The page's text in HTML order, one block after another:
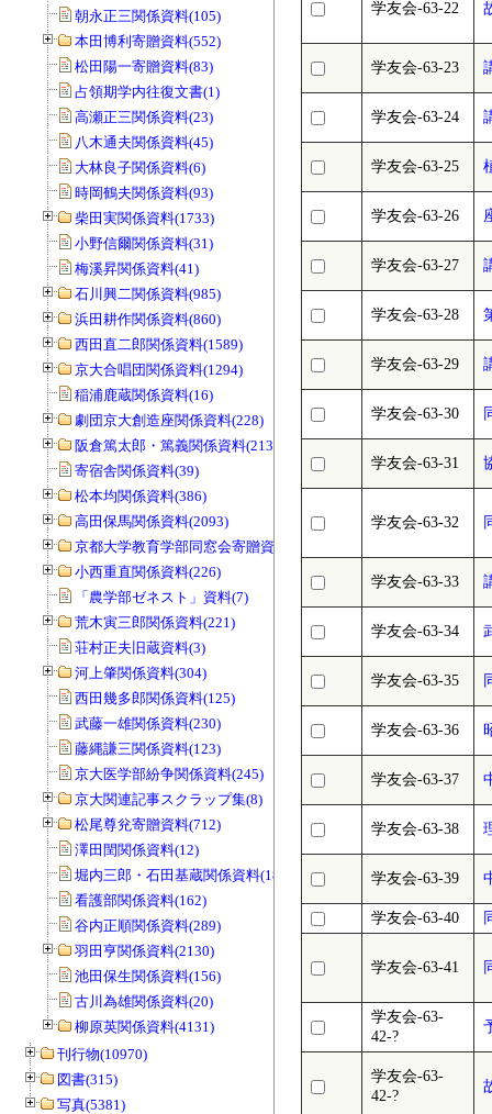
朝永正三関係資料(105)
本田博利寄贈資料(552)
松田陽一寄贈資料(83)
占領期学内往復文書(1)
高瀬正三関係資料(23)
八木通夫関係資料(45)
大林良子関係資料(6)
時岡鶴夫関係資料(93)
柴田実関係資料(1733)
小野信爾関係資料(31)
梅溪昇関係資料(41)
石川興二関係資料(985)
浜田耕作関係資料(860)
西田直二郎関係資料(1589)
京大合唱団関係資料(1294)
稲浦鹿蔵関係資料(16)
劇団京大創造座関係資料(228)
阪倉篤太郎・篤義関係資料(213)
寄宿舎関係資料(39)
松本均関係資料(386)
高田保馬関係資料(2093)
京都大学教育学部同窓会寄贈資料(963)
小西重直関係資料(226)
「農学部ゼネスト」資料(7)
荒木寅三郎関係資料(221)
荘村正夫旧蔵資料(3)
河上肇関係資料(304)
西田幾多郎関係資料(125)
武藤一雄関係資料(230)
藤縄謙三関係資料(123)
京大医学部紛争関係資料(245)
京大関連記事スクラップ集(8)
松尾尊兊寄贈資料(712)
澤田閏関係資料(12)
堀内三郎・石田基蔵関係資料(189)
看護部関係資料(162)
谷内正順関係資料(289)
羽田亨関係資料(2130)
池田保生関係資料(156)
古川為雄関係資料(20)
柳原英関係資料(4131)
刊行物(10970)
図書(315)
写真(5381)
学友会-63-22
学友会-63-23
学友会-63-24
学友会-63-25
学友会-63-26
学友会-63-27
学友会-63-28
学友会-63-29
学友会-63-30
学友会-63-31
学友会-63-32
学友会-63-33
学友会-63-34
学友会-63-35
学友会-63-36
学友会-63-37
学友会-63-38
学友会-63-39
学友会-63-40
学友会-63-41
学友会-63-
42-?
学友会-63-
42-?